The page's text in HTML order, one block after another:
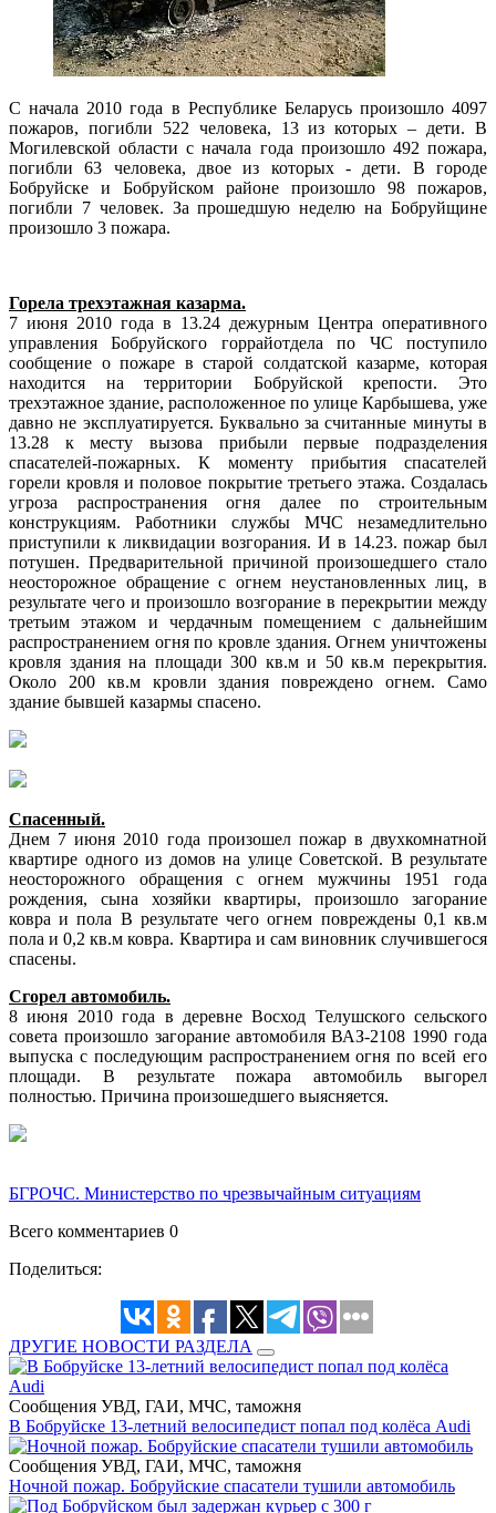
С начала 2010 года в Республике Беларусь произошло 4097
пожаров, погибли 522 человека, 13 из которых – дети. В
Могилевской области с начала года произошло 492 пожара,
погибли 63 человека, двое из которых - дети. В городе
Бобруйске и Бобруйском районе произошло 98 пожаров,
погибли 7 человек. За прошедшую неделю на Бобруйщине
произошло 3 пожара.
Горела трехэтажная казарма.
7 июня 2010 года в 13.24 дежурным Центра оперативного
управления Бобруйского горрайотдела по ЧС поступило
сообщение о пожаре в старой солдатской казарме, которая
находится на территории Бобруйской крепости. Это
трехэтажное здание, расположенное по улице Карбышева, уже
давно не эксплуатируется. Буквально за считанные минуты в
13.28 к месту вызова прибыли первые подразделения
спасателей-пожарных. К моменту прибытия спасателей
горели кровля и половое покрытие третьего этажа. Создалась
угроза распространения огня далее по строительным
конструкциям. Работники службы МЧС незамедлительно
приступили к ликвидации возгорания. И в 14.23. пожар был
потушен. Предварительной причиной произошедшего стало
неосторожное обращение с огнем неустановленных лиц, в
результате чего и произошло возгорание в перекрытии между
третьим этажом и чердачным помещением с дальнейшим
распространением огня по кровле здания. Огнем уничтожены
кровля здания на площади 300 кв.м и 50 кв.м перекрытия.
Около 200 кв.м кровли здания повреждено огнем. Само
здание бывшей казармы спасено.
Спасенный.
Днем 7 июня 2010 года произошел пожар в двухкомнатной
квартире одного из домов на улице Советской. В результате
неосторожного обращения с огнем мужчины 1951 года
рождения, сына хозяйки квартиры, произошло загорание
ковра и пола В результате чего огнем повреждены 0,1 кв.м
пола и 0,2 кв.м ковра. Квартира и сам виновник случившегося
спасены.
Сгорел автомобиль.
8 июня 2010 года в деревне Восход Телушского сельского
совета произошло загорание автомобиля ВАЗ-2108 1990 года
выпуска с последующим распространением огня по всей его
площади. В результате пожара автомобиль выгорел
полностью. Причина произошедшего выясняется.
БГРОЧС. Министерство по чрезвычайным ситуациям
Всего комментариев 0
Поделиться:
ДРУГИЕ НОВОСТИ РАЗДЕЛА
Сообщения УВД, ГАИ, МЧС, таможня
В Бобруйске 13-летний велосипедист попал под колёса Audi
Сообщения УВД, ГАИ, МЧС, таможня
Ночной пожар. Бобруйские спасатели тушили автомобиль